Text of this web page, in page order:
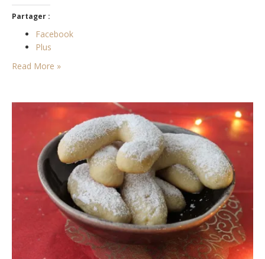
Partager :
Facebook
Plus
Read More »